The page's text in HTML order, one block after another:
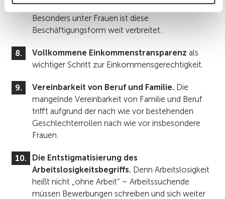
Million unselbständig Beschäftigte Teilzeit.
Besonders unter Frauen ist diese
Beschäftigungsform weit verbreitet.
Vollkommene Einkommenstransparenz als
wichtiger Schritt zur Einkommensgerechtigkeit.
Vereinbarkeit von Beruf und Familie. Die
mangelnde Vereinbarkeit von Familie und Beruf
trifft aufgrund der nach wie vor bestehenden
Geschlechterrollen nach wie vor insbesondere
Frauen.
Die Entstigmatisierung des
Arbeitslosigkeitsbegriffs. Denn Arbeitslosigkeit
heißt nicht „ohne Arbeit“ – Arbeitssuchende
müssen Bewerbungen schreiben und sich weiter